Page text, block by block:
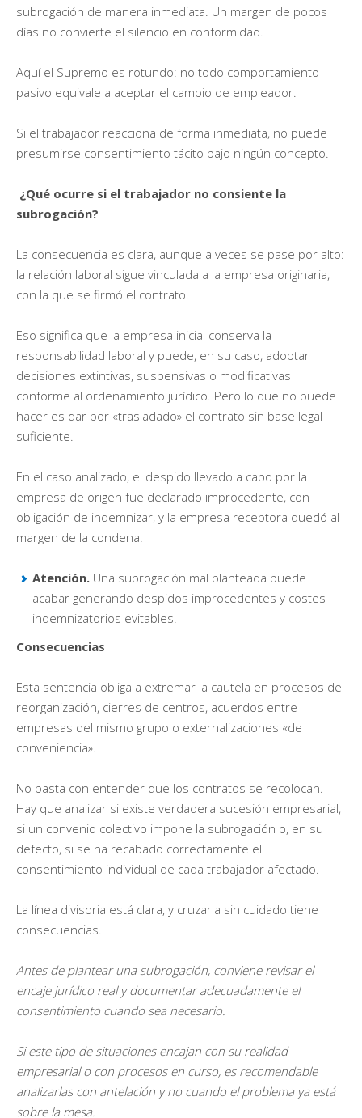
subrogación de manera inmediata. Un margen de pocos
días no convierte el silencio en conformidad.
Aquí el Supremo es rotundo: no todo comportamiento
pasivo equivale a aceptar el cambio de empleador.
Si el trabajador reacciona de forma inmediata, no puede
presumirse consentimiento tácito bajo ningún concepto.
¿Qué ocurre si el trabajador no consiente la
subrogación?
La consecuencia es clara, aunque a veces se pase por alto:
la relación laboral sigue vinculada a la empresa originaria,
con la que se firmó el contrato.
Eso significa que la empresa inicial conserva la
responsabilidad laboral y puede, en su caso, adoptar
decisiones extintivas, suspensivas o modificativas
conforme al ordenamiento jurídico. Pero lo que no puede
hacer es dar por «trasladado» el contrato sin base legal
suficiente.
En el caso analizado, el despido llevado a cabo por la
empresa de origen fue declarado improcedente, con
obligación de indemnizar, y la empresa receptora quedó al
margen de la condena.
Atención. Una subrogación mal planteada puede
acabar generando despidos improcedentes y costes
indemnizatorios evitables.
Consecuencias
Esta sentencia obliga a extremar la cautela en procesos de
reorganización, cierres de centros, acuerdos entre
empresas del mismo grupo o externalizaciones «de
conveniencia».
No basta con entender que los contratos se recolocan.
Hay que analizar si existe verdadera sucesión empresarial,
si un convenio colectivo impone la subrogación o, en su
defecto, si se ha recabado correctamente el
consentimiento individual de cada trabajador afectado.
La línea divisoria está clara, y cruzarla sin cuidado tiene
consecuencias.
Antes de plantear una subrogación, conviene revisar el
encaje jurídico real y documentar adecuadamente el
consentimiento cuando sea necesario.
Si este tipo de situaciones encajan con su realidad
empresarial o con procesos en curso, es recomendable
analizarlas con antelación y no cuando el problema ya está
sobre la mesa.